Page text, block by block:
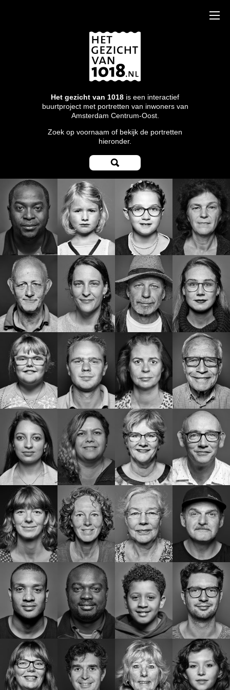
Het gezicht van 1018 is een interactief
buurtproject met portretten van inwoners van
Amsterdam Centrum-Oost.
Zoek op voornaam of bekijk de portretten
hieronder.